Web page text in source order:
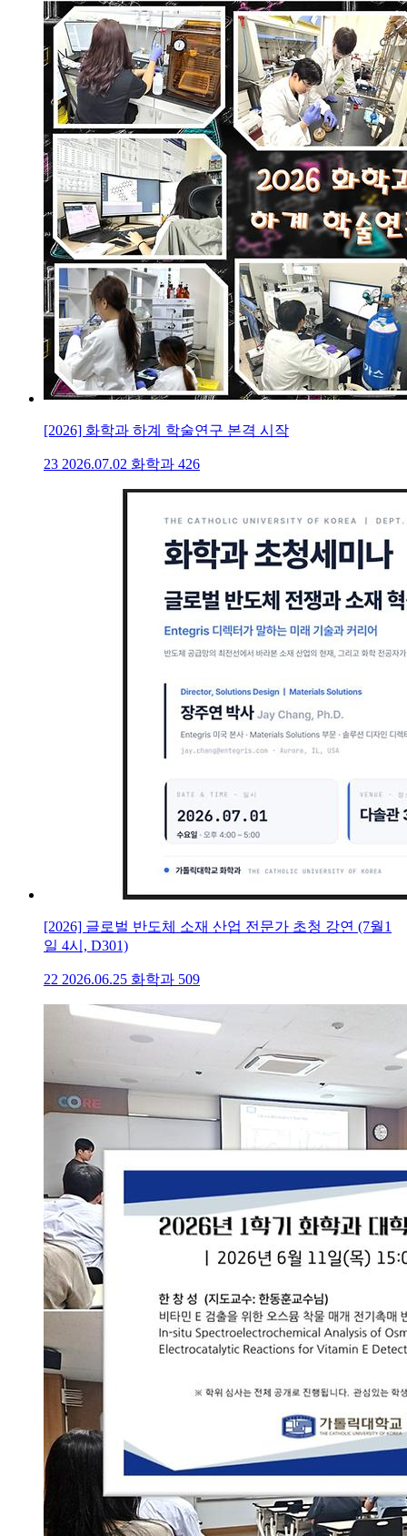
[2026] 화학과 하계 학술연구 본격 시작
23 2026.07.02 화학과 426
[2026] 글로벌 반도체 소재 산업 전문가 초청 강연 (7월1
일 4시, D301)
22 2026.06.25 화학과 509